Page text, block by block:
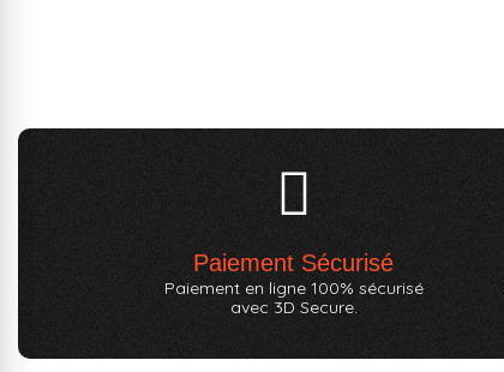
Paiement Sécurisé
Paiement en ligne 100% sécurisé
avec 3D Secure.